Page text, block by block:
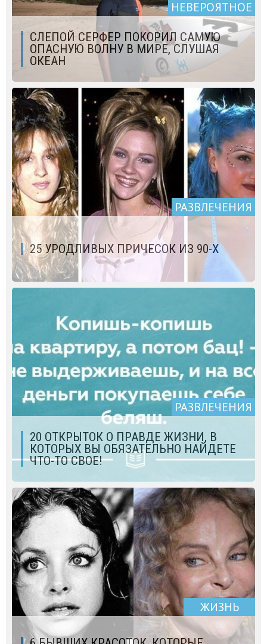
НЕВЕРОЯТНОЕ
СЛЕПОЙ СЕРФЕР ПОКОРИЛ САМУЮ
ОПАСНУЮ ВОЛНУ В МИРЕ, СЛУШАЯ
ОКЕАН
РАЗВЛЕЧЕНИЯ
25 УРОДЛИВЫХ ПРИЧЕСОК ИЗ 90-Х
РАЗВЛЕЧЕНИЯ
20 ОТКРЫТОК О ПРАВДЕ ЖИЗНИ, В
КОТОРЫХ ВЫ ОБЯЗАТЕЛЬНО НАЙДЕТЕ
ЧТО-ТО СВОЕ!
ЖИЗНЬ